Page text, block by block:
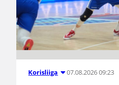
Korisliiga 07.08.2026 09:23